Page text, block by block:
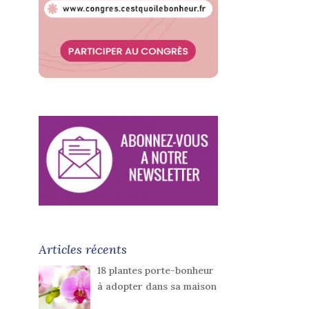
Articles récents
18 plantes porte-bonheur
à adopter dans sa maison